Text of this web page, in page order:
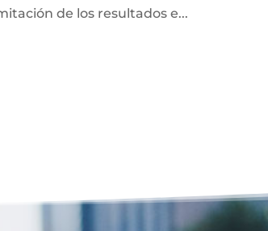
de los resultados e...